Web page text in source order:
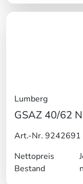
Lumberg
GSAZ 40/62
Art.-Nr. 9242691
Nettopreis
Bestand